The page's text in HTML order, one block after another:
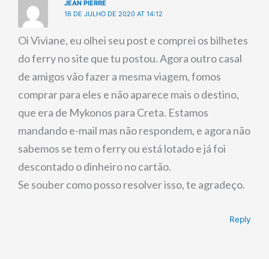
JEAN PIERRE
16 DE JULHO DE 2020 AT 14:12
Oi Viviane, eu olhei seu post e comprei os bilhetes
do ferry no site que tu postou. Agora outro casal
de amigos vão fazer a mesma viagem, fomos
comprar para eles e não aparece mais o destino,
que era de Mykonos para Creta. Estamos
mandando e-mail mas não respondem, e agora não
sabemos se tem o ferry ou está lotado e já foi
descontado o dinheiro no cartão.
Se souber como posso resolver isso, te agradeço.
Reply